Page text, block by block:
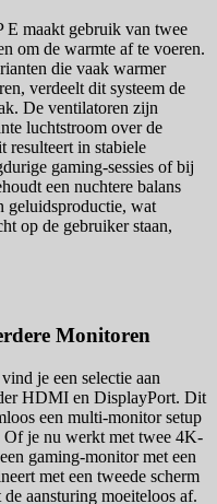
maakt gebruik van twee
om de warmte af te voeren.
die vaak warmer
verdeelt dit systeem de
De ventilatoren zijn
luchtstroom over de
in stabiele
gaming-sessies of bij
een nuchtere balans
geluidsproductie, wat
op de gebruiker staan,
Monitoren
je een selectie aan
HDMI en DisplayPort. Dit
een multi-monitor setup
Of je nu werkt met twee 4K-
gaming-monitor met een
met een tweede scherm
aansturing moeiteloos af.